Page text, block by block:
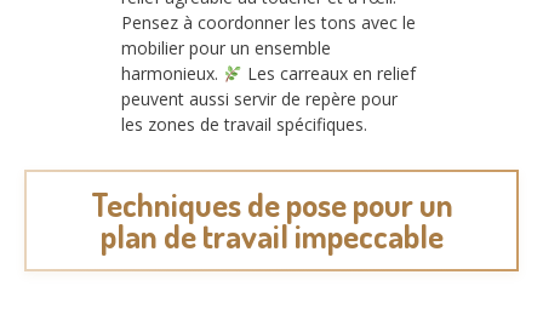
Pensez à coordonner les tons avec le
mobilier pour un ensemble
harmonieux.
Les carreaux en relief
peuvent aussi servir de repère pour
les zones de travail spécifiques.
Techniques de pose pour un
plan de travail impeccable